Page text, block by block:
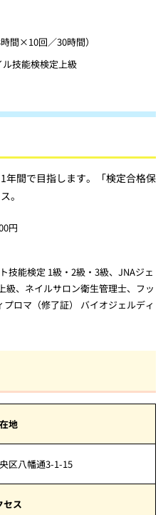
間×10回／30時間）
技能検検定上級
年間で目指します。「検定合格保
。
円
技能検定 1級・2級・3級、JNAジェ
級、ネイルサロン衛生管理士、フッ
ロマ（修了証） バイオジェルディ
地
区八幡通3-1-15
セス